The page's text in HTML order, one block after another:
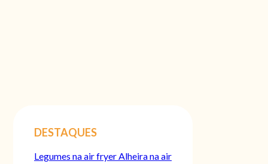
DESTAQUES
Legumes na air fryerAlheira na air